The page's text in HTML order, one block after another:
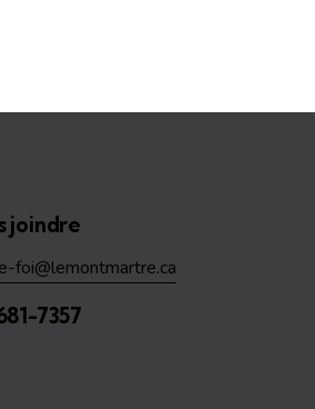
joindre
foi@lemontmartre.ca
7357